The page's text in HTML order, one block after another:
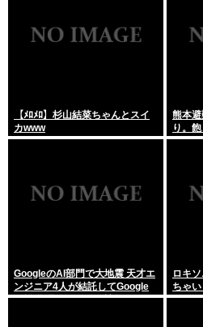
【ﾒﾛﾒﾛ】杉山結菜ちゃんとスイ
カwww
熊本
り。
GoogleのAI部門で大地震 天才エ
ンジニア4人が結託してGoogle
を離脱 遅れを取るAI競争さらに
ロキ
ちゃ
ーや